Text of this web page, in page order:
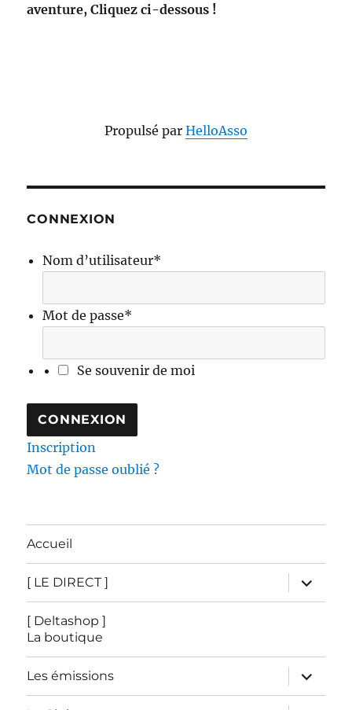
aventure, Cliquez ci-dessous !
Propulsé par HelloAsso
CONNEXION
Nom d’utilisateur*
Mot de passe*
Se souvenir de moi
Inscription
Mot de passe oublié ?
Accueil
[ LE DIRECT ]
ouvrir
le
sous-
[ Deltashop ]
La boutique
Les émissions
ouvrir
le
sous-